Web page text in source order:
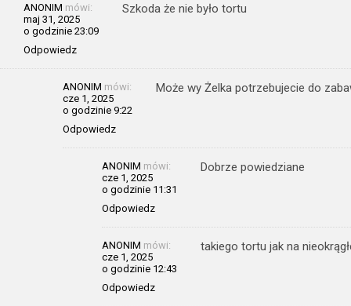
ANONIM mówi:
maj 31, 2025
o godzinie 23:09
Odpowiedz
Szkoda że nie było tortu
ANONIM mówi:
cze 1, 2025
o godzinie 9:22
Odpowiedz
Może wy Żelka potrzebujecie do
ANONIM mówi:
cze 1, 2025
o godzinie 11:31
Odpowiedz
Dobrze powiedziane
ANONIM mówi:
cze 1, 2025
o godzinie 12:43
Odpowiedz
takiego tortu jak na